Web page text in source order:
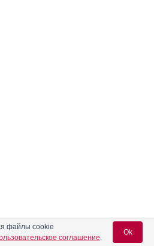
файлы cookie
соглашение.
Ok